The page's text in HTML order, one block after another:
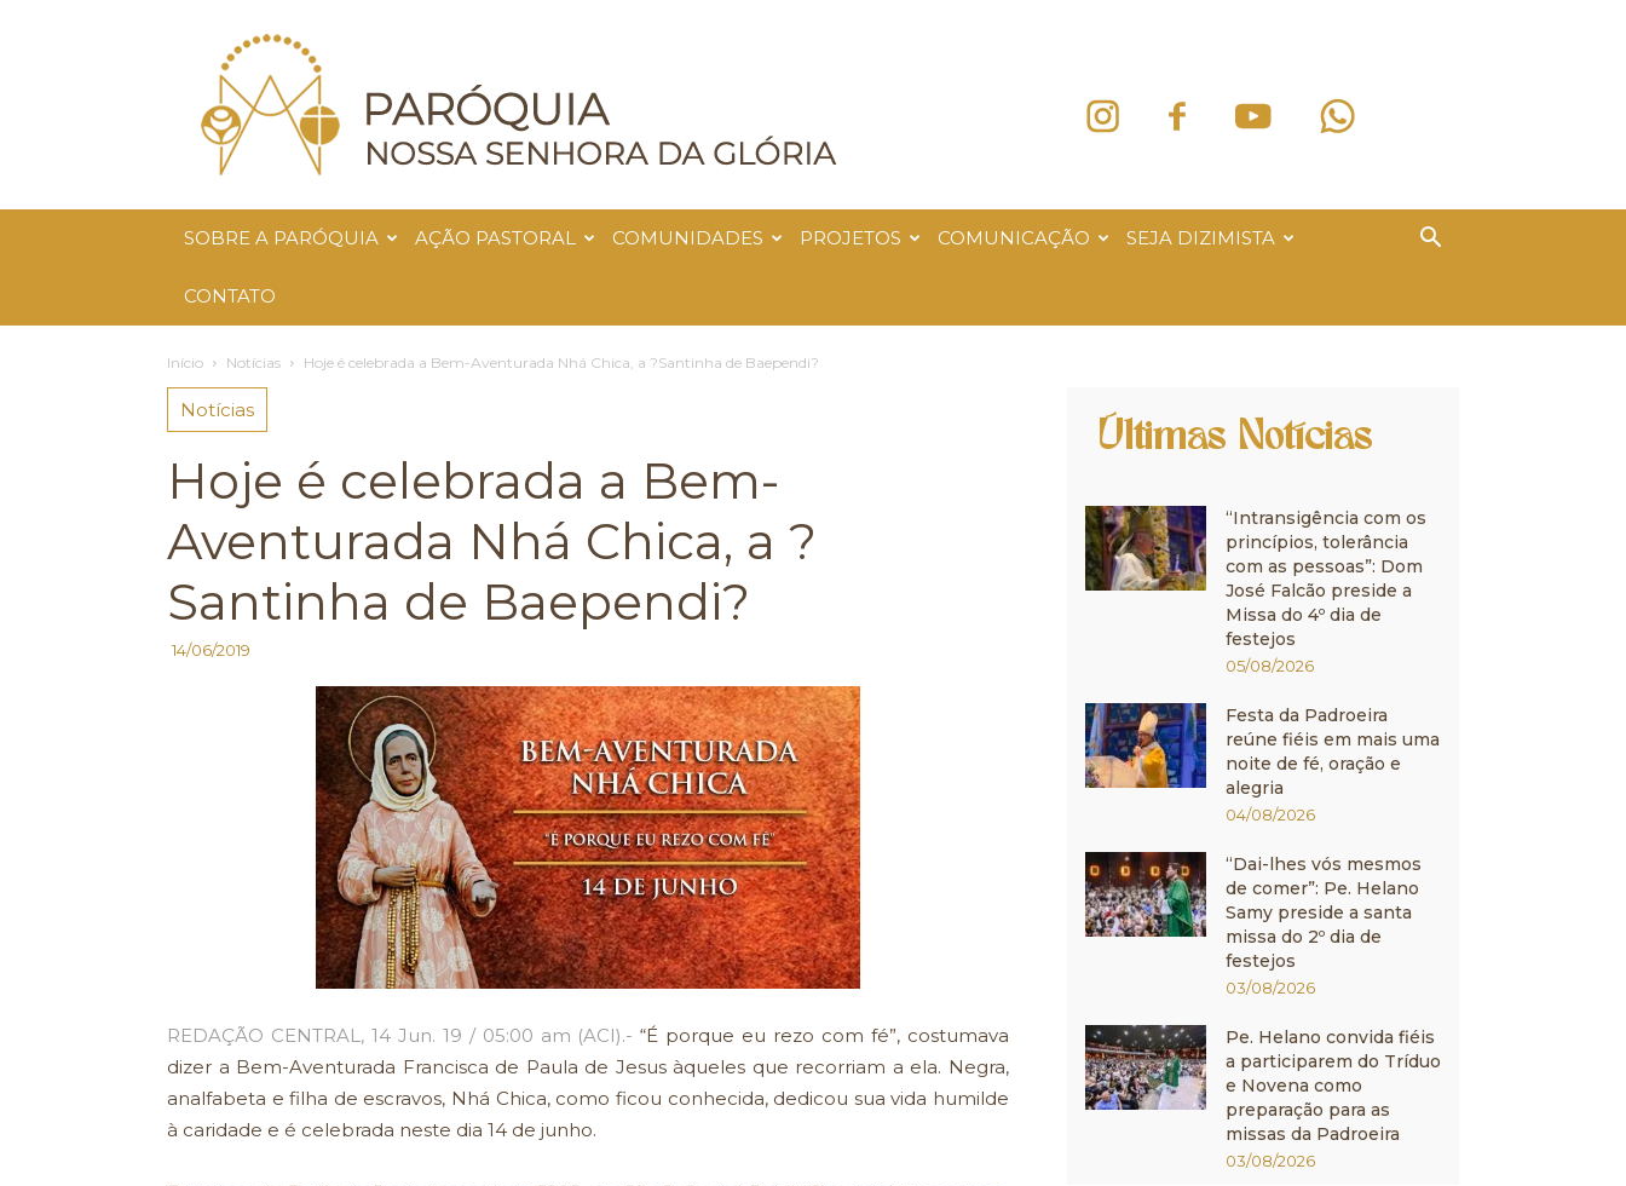
Paróquia
Nossa
Senhora
da
Glória
SOBRE A PARÓQUIA AÇÃO PASTORAL COMUNIDADES PROJETOS COMUNICAÇÃO SEJA DIZIMISTA
CONTATO
Início Notícias Hoje é celebrada a Bem-Aventurada Nhá Chica, a ?Santinha de Baependi?
Notícias
Hoje é celebrada a Bem-
Aventurada Nhá Chica, a ?
Santinha de Baependi?
14/06/2019
REDAÇÃO CENTRAL, 14 Jun. 19 / 05:00 am (ACI).- “É porque eu rezo com fé”, costumava
dizer a Bem-Aventurada Francisca de Paula de Jesus àqueles que recorriam a ela. Negra,
analfabeta e filha de escravos, Nhá Chica, como ficou conhecida, dedicou sua vida humilde
à caridade e é celebrada neste dia 14 de junho.
Últimas Notícias
“Intransigência com os
princípios, tolerância
com as pessoas”: Dom
José Falcão preside a
Missa do 4º dia de
festejos
05/08/2026
Festa da Padroeira
reúne fiéis em mais uma
noite de fé, oração e
alegria
04/08/2026
“Dai-lhes vós mesmos
de comer”: Pe. Helano
Samy preside a santa
missa do 2º dia de
festejos
03/08/2026
Pe. Helano convida fiéis
a participarem do Tríduo
e Novena como
preparação para as
missas da Padroeira
03/08/2026